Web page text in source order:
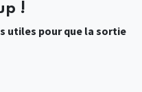
!
utiles pour que la sortie